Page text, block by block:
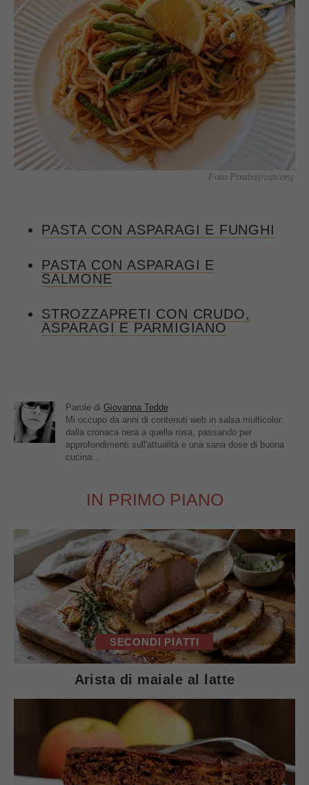
Foto Pixabay/catceeq
PASTA CON ASPARAGI E FUNGHI
PASTA CON ASPARAGI E
SALMONE
STROZZAPRETI CON CRUDO,
ASPARAGI E PARMIGIANO
Parole di Giovanna Tedde
Mi occupo da anni di contenuti web in salsa multicolor:
dalla cronaca nera a quella rosa, passando per
approfondimenti sull'attualità e una sana dose di buona
cucina…
IN PRIMO PIANO
SECONDI PIATTI
Arista di maiale al latte